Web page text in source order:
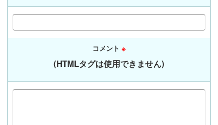
コメント ※
(HTMLタグは使用できません)